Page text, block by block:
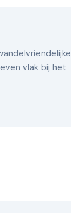
vlak bij het